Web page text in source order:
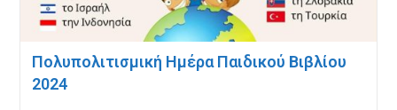
Πολυπολιτισμική Ημέρα Παιδικού Βιβλίου
2024